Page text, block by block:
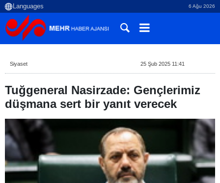
6 Ağu 2026
Siyaset 25 Şub 2025 11:41
Tuğgeneral Nasirzade: Gençlerimiz
düşmana sert bir yanıt verecek